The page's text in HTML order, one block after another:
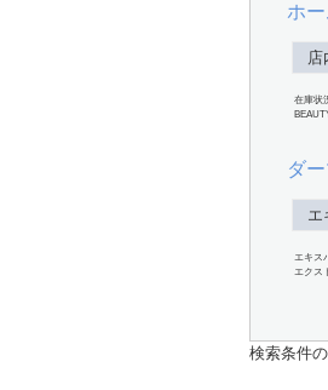
ホ
店
在庫状
ダ
エ
エキス
エクス
検索条件